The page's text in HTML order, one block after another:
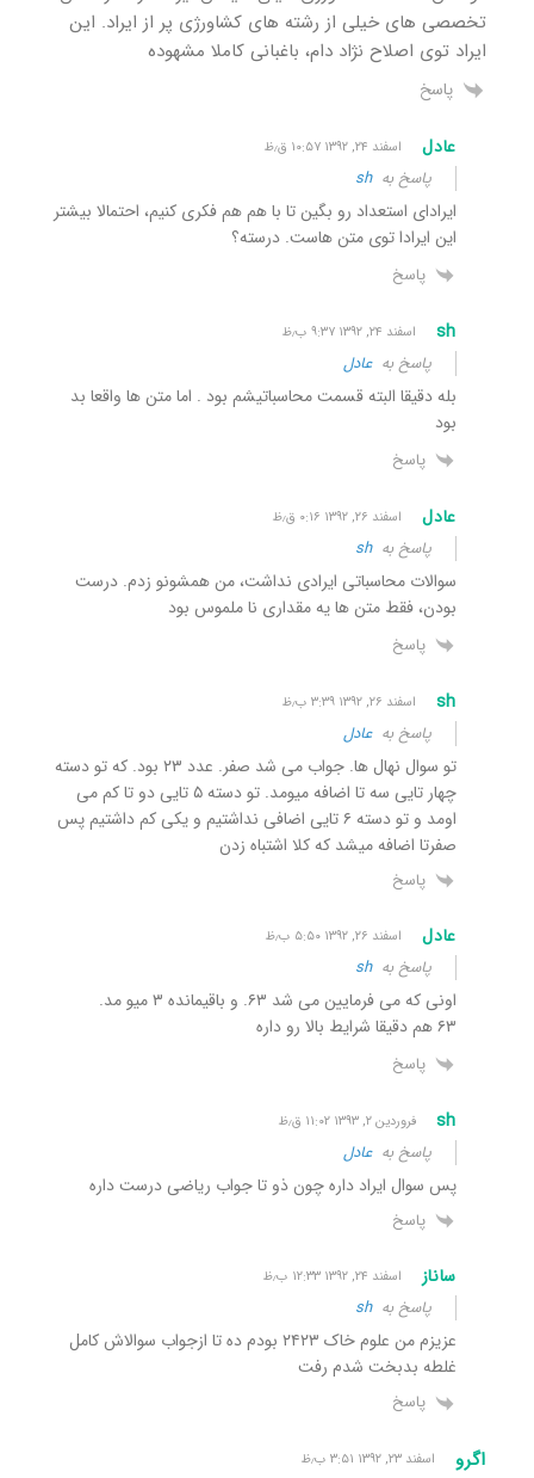
تخصصی های خیلی از رشته های کشاورژی پر از ایراد. این
ایراد توی اصلاح نژاد دام، باغبانی کاملا مشهوده
پاسخ
عادل اسفند ۲۴, ۱۳۹۲ ۱۰:۵۷ ق٫ظ
پاسخ بهsh
ایرادای استعداد رو بگین تا با هم هم فکری کنیم، احتمالا بیشتر
این ایرادا توی متن هاست. درسته؟
پاسخ
sh اسفند ۲۴, ۱۳۹۲ ۹:۳۷ ب٫ظ
پاسخ بهعادل
بله دقیقا البته قسمت محاسباتیشم بود . اما متن ها واقعا بد
بود
پاسخ
عادل اسفند ۲۶, ۱۳۹۲ ۰:۱۶ ق٫ظ
پاسخ بهsh
سوالات محاسباتی ایرادی نداشت، من همشونو زدم. درست
بودن، فقط متن ها یه مقداری نا ملموس بود
پاسخ
sh اسفند ۲۶, ۱۳۹۲ ۳:۳۹ ب٫ظ
پاسخ بهعادل
تو سوال نهال ها. جواب می شد صفر. عدد ۲۳ بود. که تو دسته
چهار تایی سه تا اضافه میومد. تو دسته ۵ تایی دو تا کم می
اومد و تو دسته ۶ تایی اضافی نداشتیم و یکی کم داشتیم پس
صفرتا اضافه میشد که کلا اشتباه زدن
پاسخ
عادل اسفند ۲۶, ۱۳۹۲ ۵:۵۰ ب٫ظ
پاسخ بهsh
اونی که می فرمایین می شد ۶۳. و باقیمانده ۳ میو مد.
۶۳ هم دقیقا شرایط بالا رو داره
پاسخ
sh فروردین ۲, ۱۳۹۳ ۱۱:۰۲ ق٫ظ
پاسخ بهعادل
پس سوال ایراد داره چون ذو تا جواب ریاضی درست داره
پاسخ
ساناز اسفند ۲۴, ۱۳۹۲ ۱۲:۳۳ ب٫ظ
پاسخ بهsh
عزیزم من علوم خاک ۲۴۲۳ بودم ده تا ازجواب سوالاش کامل
غلطه بدبخت شدم رفت
پاسخ
اگرو اسفند ۲۳, ۱۳۹۲ ۳:۵۱ ب٫ظ